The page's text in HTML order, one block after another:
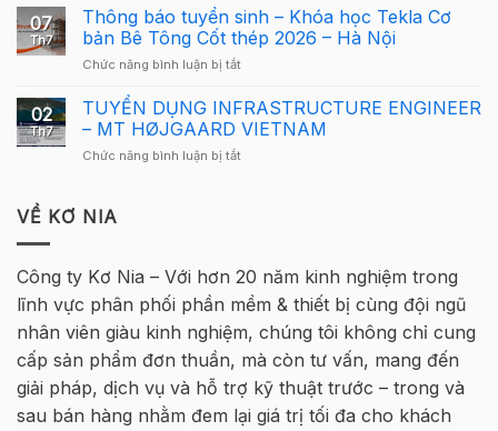
cho
người
Giải
Cầu
Lông
Tekla
Nam
2026
Hà
Cầu
Lông
Tekla
Việt
2026
quay
lại
07
Th7
Thông báo tuyển sinh – Khóa học Tekla Cơ
bản Bê Tông Cốt thép 2026 – Hà Nội
Chức năng bình luận bị tắtở
báo
tuyển
sinh
–
Bê
Cốt
thép
2026
–
Hà
Nội
02
Th7
TUYỂN DỤNG INFRASTRUCTURE ENGINEER
– MT HØJGAARD VIETNAM
Chức năng bình luận bị tắtở
MT
HØJGAARD
VIETNAM
VỀ KƠ NIA
Công ty Kơ Nia – Với hơn 20 năm kinh nghiệm trong
lĩnh vực phân phối phần mềm & thiết bị cùng đội ngũ
nhân viên giàu kinh nghiệm, chúng tôi không chỉ cung
cấp sản phẩm đơn thuần, mà còn tư vấn, mang đến
giải pháp, dịch vụ và hỗ trợ kỹ thuật trước – trong và
sau bán hàng nhằm đem lại giá trị tối đa cho khách